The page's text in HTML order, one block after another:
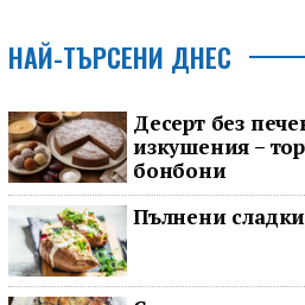
НАЙ-ТЪРСЕНИ ДНЕС
Десерт без
изкушения –
бонбони
Пълнени